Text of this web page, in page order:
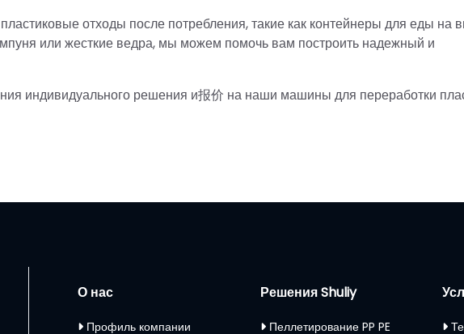
отходы после потребления, такие как контейнеры для еды на
или жесткие ведра, мы можем помочь вам построить надежный и
индивидуального решения и报价 на наши машины для переработки
О нас
Профиль компании
Решения Shuliy
Пеллетирование PP PE